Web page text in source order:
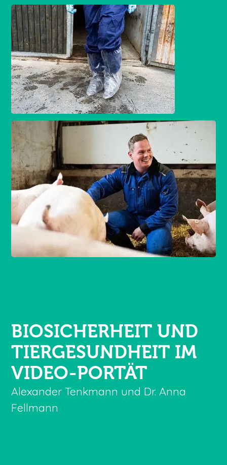
BIOSICHERHEIT UND
TIERGESUNDHEIT IM
VIDEO-PORTÄT
Alexander Tenkmann und Dr. Anna
Fellmann